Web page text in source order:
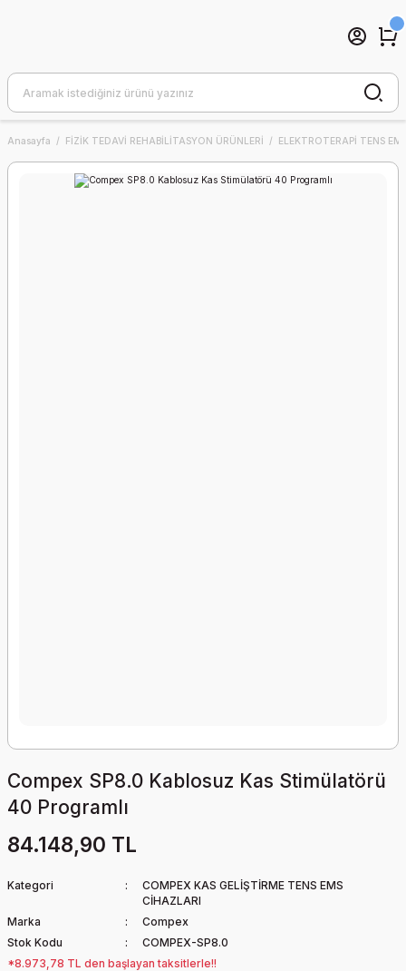
Anasayfa FİZİK TEDAVİ REHABİLİTASYON ÜRÜNLERİ ELEKTROTERAPİ TENS
Compex SP8.0 Kablosuz Kas Stimülatörü
40 Programlı
84.148,90 TL
Kategori
COMPEX KAS GELİŞTİRME TENS EMS
CİHAZLARI
Marka
Compex
Stok Kodu
COMPEX-SP8.0
*8.973,78 TL den başlayan taksitlerle!!